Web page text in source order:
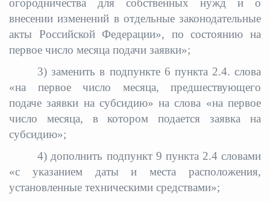
огородничества для собственных нужд и о
внесении изменений в отдельные законодательные
акты Российской Федерации», по состоянию на
первое число месяца подачи заявки»;
3) заменить в подпункте 6 пункта 2.4. слова
«на первое число месяца, предшествующего
подаче заявки на субсидию» на слова «на первое
число месяца, в котором подается заявка на
субсидию»;
4) дополнить подпункт 9 пункта 2.4 словами
«с указанием даты и места расположения,
установленные техническими средствами»;